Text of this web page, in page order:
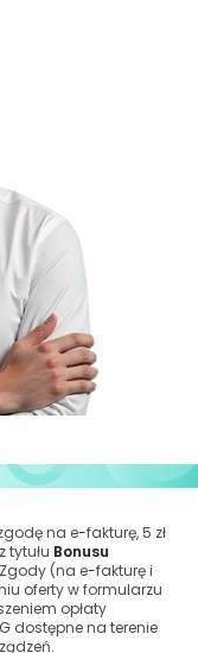
na e-fakturę, 5 zł
tytułu Bonusu
(na e-fakturę i
oferty w formularzu
opłaty
dostępne na terenie